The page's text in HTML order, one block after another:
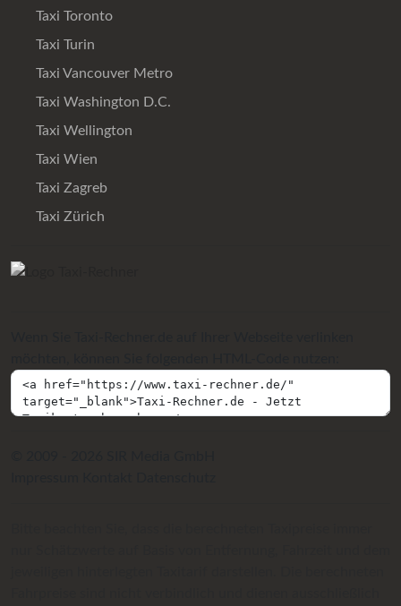
Taxi Toronto
Taxi Turin
Taxi Vancouver Metro
Taxi Washington D.C.
Taxi Wellington
Taxi Wien
Taxi Zagreb
Taxi Zürich